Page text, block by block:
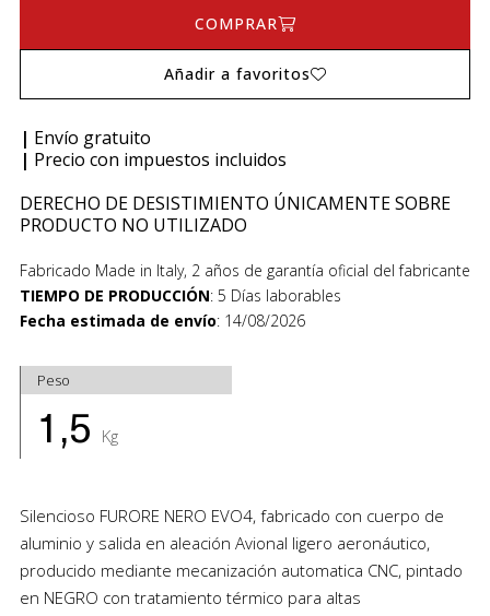
COMPRAR
Añadir a favoritos
| Envío gratuito
| Precio con impuestos incluidos
DERECHO DE DESISTIMIENTO ÚNICAMENTE SOBRE
PRODUCTO NO UTILIZADO
Fabricado Made in Italy, 2 años de garantía oficial del fabricante
TIEMPO DE PRODUCCIÓN: 5 Días laborables
Fecha estimada de envío: 14/08/2026
Peso
1,5 Kg
Silencioso FURORE NERO EVO4, fabricado con cuerpo de
aluminio y salida en aleación Avional ligero aeronáutico,
producido mediante mecanización automatica CNC, pintado
en NEGRO con tratamiento térmico para altas